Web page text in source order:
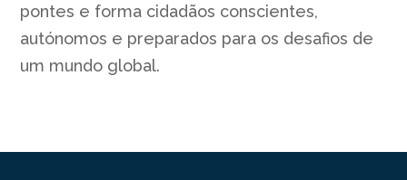
pontes e forma cidadãos conscientes,
autónomos e preparados para os desafios de
um mundo global.